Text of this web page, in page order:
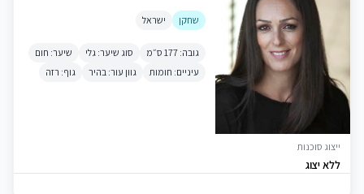
ייצוג סוכנות
ללא יצוג
שחקן ישראל
גובה: 177 ס״מ סוג שיער: גלי
שיער: חום
עיניים: חומות
גוון עור: בהיר גוף: רזה